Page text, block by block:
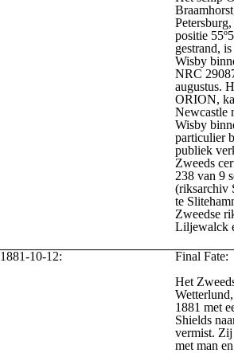
positie
gestrand,
Wisby
NRC 290870
augustus.
ORION,
Newcastle
Wisby
particulier
publiek
Zweeds
238 van 9
(riksarchiv
te Slitehamn - Gotland voor
Zweedse
Liljewalck
1881-10-12:
Final Fate:
Het
1881 met
Shields
vermist. Zij
met man